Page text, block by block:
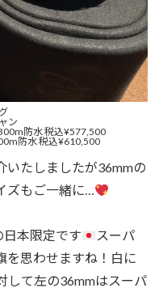
ン
防水 税込¥577,500
防水 税込¥610,500
いたしましたが36mmの
ズもご一緒に…
本限定です
スーパ
を思わせますね！白に
して左の36mmはスーパ